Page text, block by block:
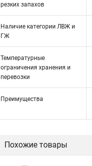
резких запахов
Наличие категории ЛВЖ и
ГЖ
Температурные
ограничения хранения и
перевозки
Преимущества
Похожие товары